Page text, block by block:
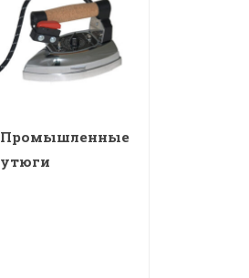
Промышленные
утюги